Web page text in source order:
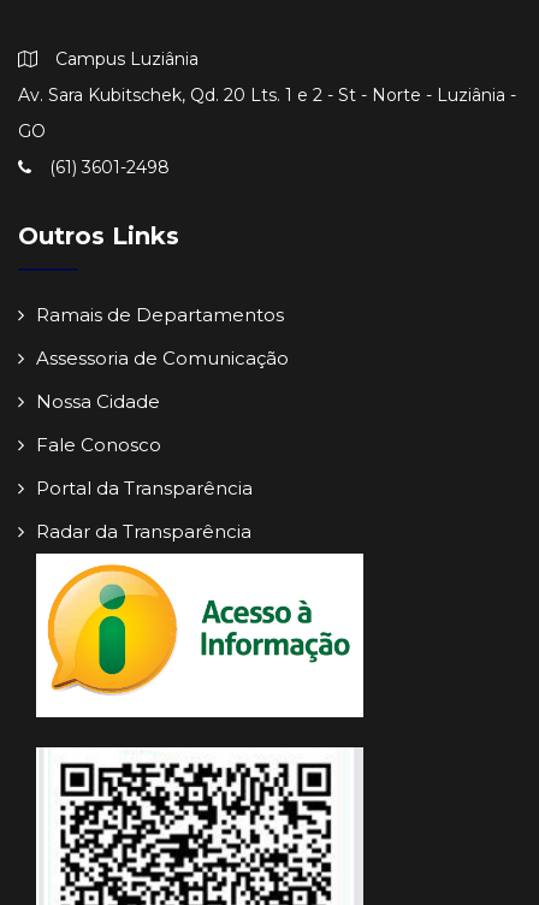
Campus Luziânia
Av. Sara Kubitschek, Qd. 20 Lts. 1 e 2 - St - Norte - Luziânia -
GO
(61) 3601-2498
Outros Links
Ramais de Departamentos
Assessoria de Comunicação
Nossa Cidade
Fale Conosco
Portal da Transparência
Radar da Transparência